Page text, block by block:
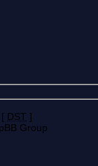
DST ]
Group